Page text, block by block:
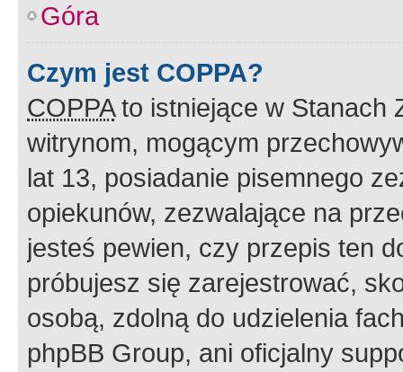
Góra
Czym jest COPPA?
COPPAto istniejące w Stanach
witrynom, mogącym
lat 13, posiadanie pisemnego
opiekunów, zezwalające na
jesteś pewien, czy przepis ten
próbujesz się zarejestrować,
osobą, zdolną do udzielenia
phpBB Group, ani oficjalny